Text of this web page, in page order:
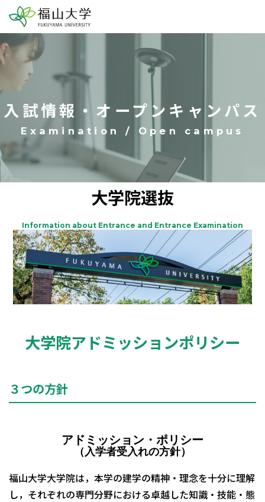
入試情報・オープンキャンパス
大学院選抜
Information about Entrance and Entrance Examination
大学院アドミッションポリシー
３つの方針
アドミッション・ポリシー
（入学者受入れの方針）
福山大学大学院は，本学の建学の精神・理念を十分に理解
し，それぞれの専門分野における卓越した知識・技能・態